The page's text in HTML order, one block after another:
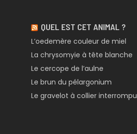
QUEL EST CET ANIMAL ?
L’oedemère couleur de miel
La chrysomyie à tête blanche
Le cercope de l’aulne
Le brun du pélargonium
Le gravelot à collier interrompu